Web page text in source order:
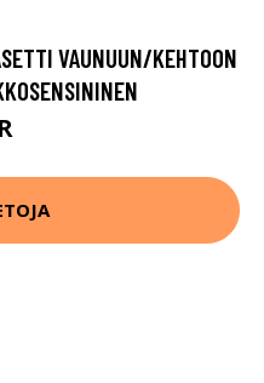
VAUNUUN/KEHTOON